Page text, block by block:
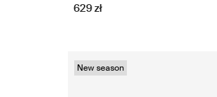
629 zł
New season